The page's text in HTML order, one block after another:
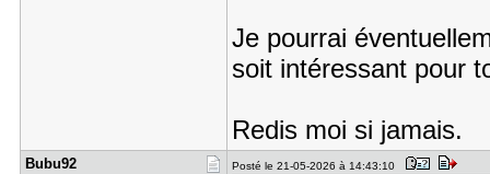
Je pourrai
soit intéressant pour
Redis moi si jamais.
Bubu92 Posté le 21-05-2026 à 14:43:10